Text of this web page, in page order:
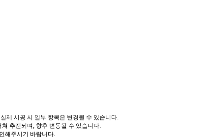
제 시공 시 일부 항목은 변경될 수 있습니다.
추진되며, 향후 변동될 수 있습니다.
해주시기 바랍니다.